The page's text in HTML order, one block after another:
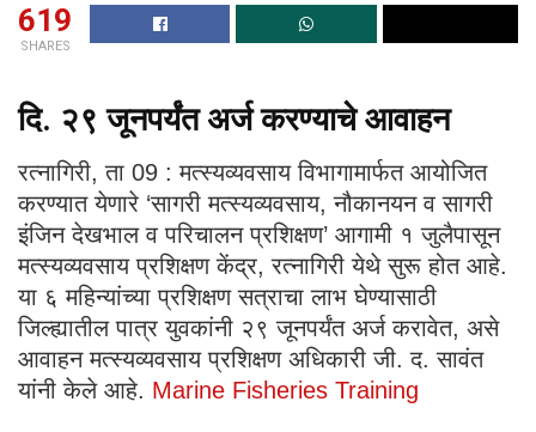
619
SHARES
दि. २९ जूनपर्यंत अर्ज करण्याचे आवाहन
​रत्नागिरी, ता 09 : मत्स्यव्यवसाय विभागामार्फत आयोजित
करण्यात येणारे ‘सागरी मत्स्यव्यवसाय, नौकानयन व सागरी
इंजिन देखभाल व परिचालन प्रशिक्षण’ आगामी १ जुलैपासून
मत्स्यव्यवसाय प्रशिक्षण केंद्र, रत्नागिरी येथे सुरू होत आहे.
या ६ महिन्यांच्या प्रशिक्षण सत्राचा लाभ घेण्यासाठी
जिल्ह्यातील पात्र युवकांनी २९ जूनपर्यंत अर्ज करावेत, असे
आवाहन मत्स्यव्यवसाय प्रशिक्षण अधिकारी जी. द. सावंत
यांनी केले आहे. Marine Fisheries Training